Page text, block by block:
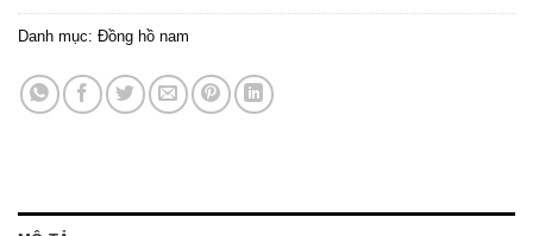
Danh mục: Đồng hồ nam